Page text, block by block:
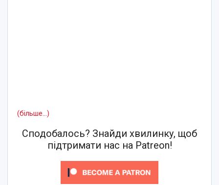
(більше…)
Сподобалось? Знайди хвилинку, щоб
підтримати нас на Patreon!